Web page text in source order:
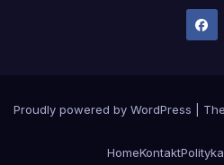
Proudly powered by WordPress
HomeKontakt